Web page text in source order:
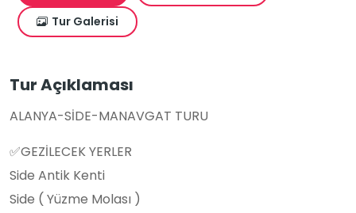
Tur Galerisi
Tur Açıklaması
ALANYA-SİDE-MANAVGAT TURU
✅GEZİLECEK YERLER
Side Antik Kenti
Side ( Yüzme Molası )